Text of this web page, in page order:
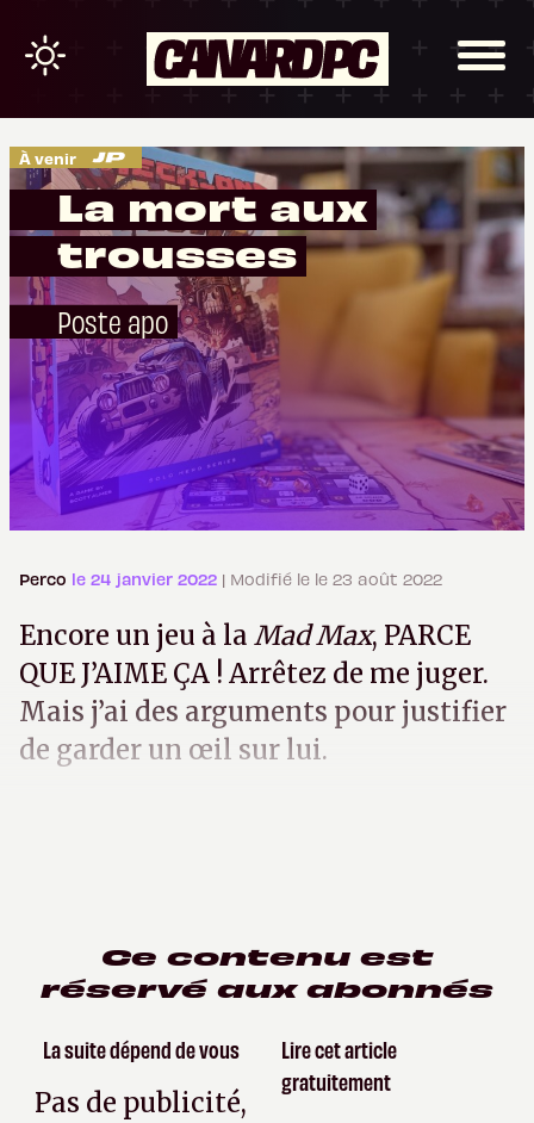
À venir
La mort aux
trousses
Poste apo
Perco le 24 janvier 2022 | Modifié le le 23 août 2022
Encore un jeu à la Mad Max, PARCE
QUE J’AIME ÇA ! Arrêtez de me juger.
Mais j’ai des arguments pour justifier
de garder un œil sur lui.
Ce contenu est
réservé aux abonnés
La suite dépend de vous
Pas de publicité,
Lire cet article
gratuitement